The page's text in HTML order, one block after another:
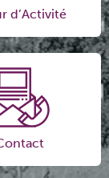
d’Activité